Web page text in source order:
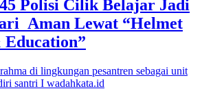
Polisi Cilik Belajar Jadi
Lewat “Helmet